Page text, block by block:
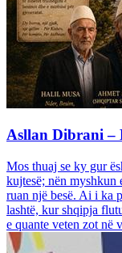
Asllan Dibrani –
Mos thuaj se ky gur
kujtesë; nën myshkun
ruan një besë. Ai i ka
lashtë, kur shqipja
e quante veten zot në